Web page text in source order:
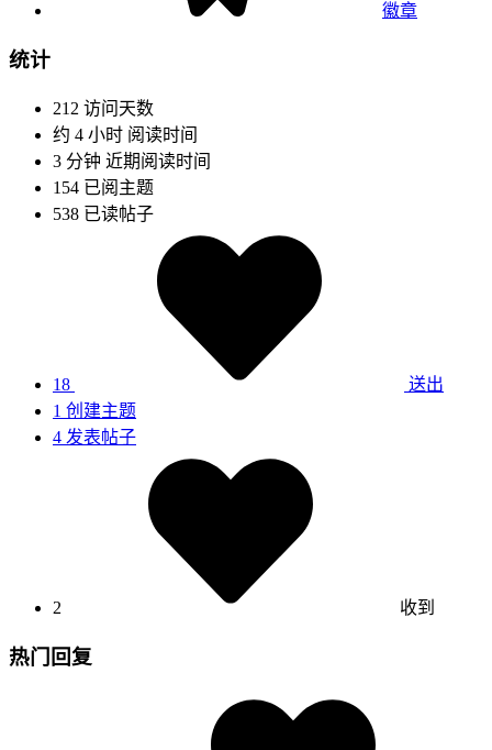
徽章
统计
212 访问天数
约 4 小时 阅读时间
3 分钟 近期阅读时间
154 已阅主题
538 已读帖子
18
送出
1 创建主题
4 发表帖子
2 收到
热门回复